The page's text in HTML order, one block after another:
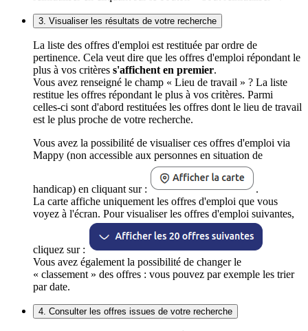
3. Visualiser les résultats de votre recherche
La liste des offres d'emploi est restituée par ordre de
pertinence. Cela veut dire que les offres d'emploi répondant le
plus à vos critères s'affichent en premier.
Vous avez renseigné le champ « Lieu de travail » ? La liste
restitue les offres répondant le plus à vos critères. Parmi
celles-ci sont d'abord restituées les offres dont le lieu de travail
est le plus proche de votre recherche.
Vous avez la possibilité de visualiser ces offres d'emploi via
Mappy (non accessible aux personnes en situation de
handicap) en cliquant sur :
.
La carte affiche uniquement les offres d'emploi que vous
voyez à l'écran. Pour visualiser les offres d'emploi suivantes,
cliquez sur :
Vous avez également la possibilité de changer le
« classement » des offres : vous pouvez par exemple les trier
par date.
4. Consulter les offres issues de votre recherche